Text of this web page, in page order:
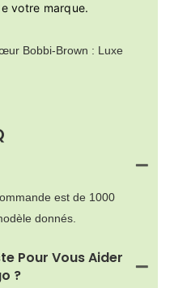
votre marque.
est de 1000
donnés.
Pour Vous Aider
?